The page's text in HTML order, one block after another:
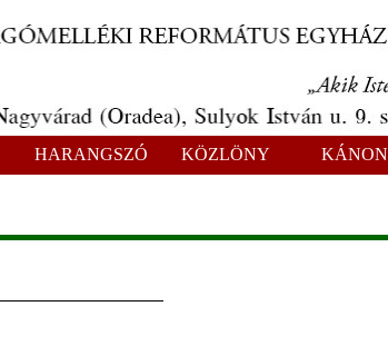
HARANGSZÓ KÖZLÖNY KÁNON